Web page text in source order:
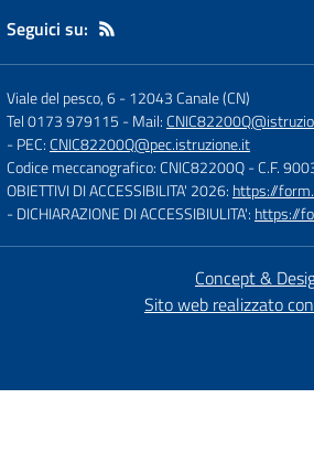
Seguici su:
Viale del pesco, 6-12043 Canale (CN)
Tel 0173 979115 - Mail:
- PEC:CNIC82200Q@pec.istruzione.it
Codice meccanografico: CNIC82200Q- C.F.
OBIETTIVI DI ACCESSIBILITA' 2026: https://
- DICHIARAZIONE DI ACCESSIBIULITA': https://
Concept &
Sito web realizzato